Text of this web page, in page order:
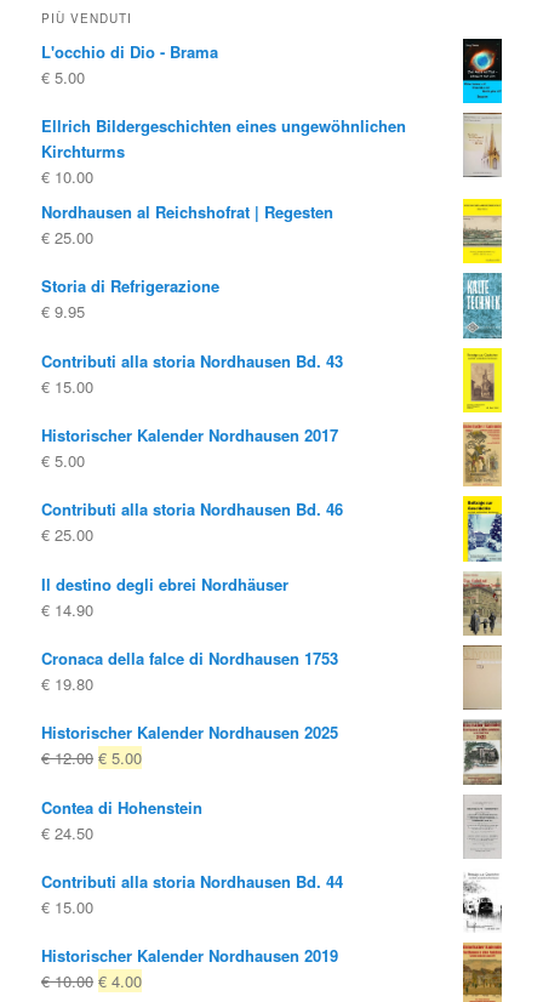
PIÙ VENDUTI
L'occhio di Dio - Brama
€ 5.00
Ellrich Bildergeschichten eines ungewöhnlichen
Kirchturms
€ 10.00
Nordhausen al Reichshofrat | Regesten
€ 25.00
Storia di Refrigerazione
€ 9.95
Contributi alla storia Nordhausen Bd. 43
€ 15.00
Historischer Kalender Nordhausen 2017
€ 5.00
Contributi alla storia Nordhausen Bd. 46
€ 25.00
Il destino degli ebrei Nordhäuser
€ 14.90
Cronaca della falce di Nordhausen 1753
€ 19.80
Historischer Kalender Nordhausen 2025
€12.00 Il
originale
€ 5.00Il
attuale
Contea di Hohenstein
€ 24.50
Contributi alla storia Nordhausen Bd. 44
€ 15.00
Historischer Kalender Nordhausen 2019
€10.00 Il
€ 4.00Il